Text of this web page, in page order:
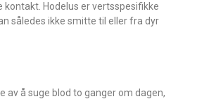
kontakt. Hodelus er vertsspesifikke
således ikke smitte til eller fra dyr
av å suge blod to ganger om dagen,